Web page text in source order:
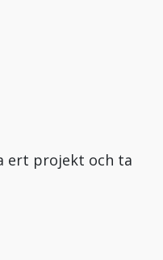
ert projekt och ta